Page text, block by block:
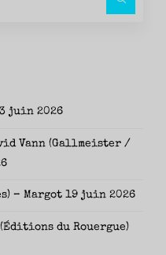
juin 2026
Vann (Gallmeister /
– Margot 19 juin 2026
du Rouergue)